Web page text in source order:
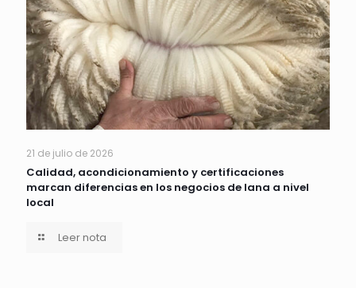
21 de julio de 2026
Calidad, acondicionamiento y certificaciones
marcan diferencias en los negocios de lana a nivel
local
Leer nota